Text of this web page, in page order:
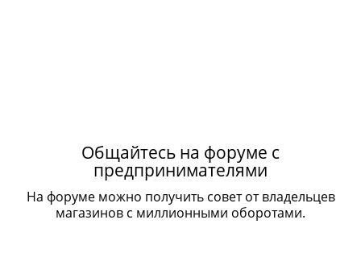
Общайтесь на форуме с
предпринимателями
На форуме можно получить совет от владельцев
магазинов с миллионными оборотами.